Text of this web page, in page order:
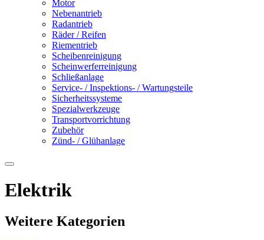
Motor
Nebenantrieb
Radantrieb
Räder / Reifen
Riementrieb
Scheibenreinigung
Scheinwerferreinigung
Schließanlage
Service- / Inspektions- / Wartungsteile
Sicherheitssysteme
Spezialwerkzeuge
Transportvorrichtung
Zubehör
Zünd- / Glühanlage
Elektrik
Weitere Kategorien